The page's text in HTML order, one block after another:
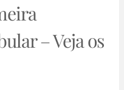
– Veja os